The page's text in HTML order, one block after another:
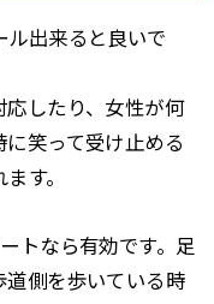
ル出来ると良いで
応したり、女性が何
笑って受け止める
す。
トなら有効です。足
道側を歩いている時